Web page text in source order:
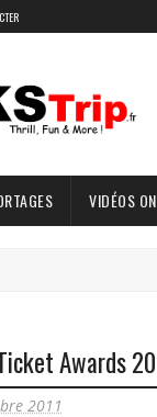
VIDÉOS
Awards
2011